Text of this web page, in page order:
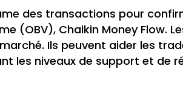
des transactions pour
(OBV), Chaikin Money Flow.
Ils peuvent aider les
les niveaux de support et de